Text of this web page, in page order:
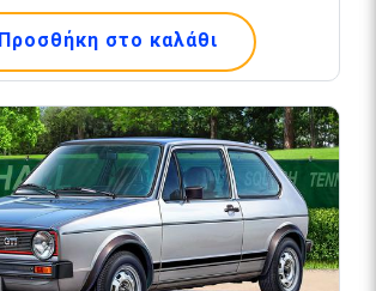
Προσθήκη στο καλάθι